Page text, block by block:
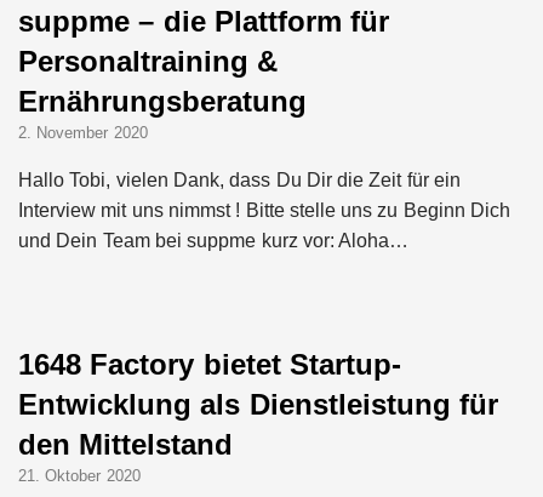
suppme – die Plattform für
Personaltraining &
Ernährungsberatung
2. November 2020
Hallo Tobi, vielen Dank, dass Du Dir die Zeit für ein
Interview mit uns nimmst ! Bitte stelle uns zu Beginn Dich
und Dein Team bei suppme kurz vor: Aloha…
1648 Factory bietet Startup-
Entwicklung als Dienstleistung für
den Mittelstand
21. Oktober 2020